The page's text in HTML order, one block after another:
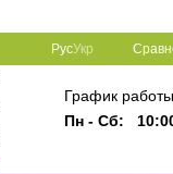
РусУкр
График
Пн - Сб: